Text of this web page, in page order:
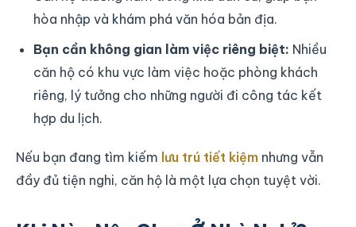
hòa nhập và khám phá văn hóa bản địa.
Bạn cần không gian làm việc riêng biệt: Nhiều
căn hộ có khu vực làm việc hoặc phòng khách
riêng, lý tưởng cho những người đi công tác kết
hợp du lịch.
Nếu bạn đang tìm kiếm lưu trú tiết kiệm nhưng vẫn
đầy đủ tiện nghi, căn hộ là một lựa chọn tuyệt vời.